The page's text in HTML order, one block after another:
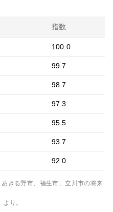
指数
100.0
99.7
98.7
97.3
95.5
93.7
92.0
きる野市、福生市、立川市の将来
り。